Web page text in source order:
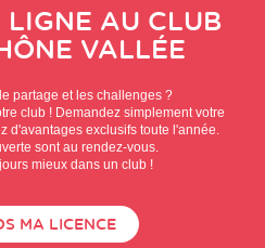
LIGNE AU CLUB
VALLÉE
partage et les challenges ?
club ! Demandez simplement votre
d'avantages exclusifs toute l'année.
sont au rendez-vous.
mieux dans un club !
MA LICENCE